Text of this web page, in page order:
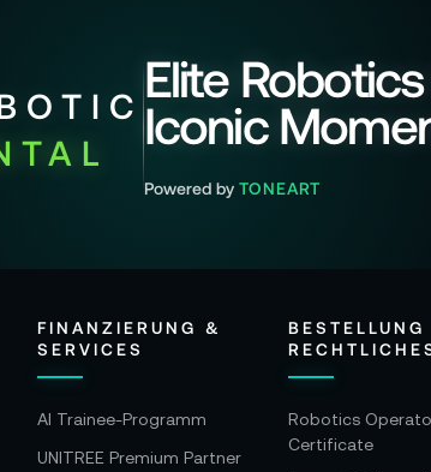
Elite
Iconic
Powered by TONEART
FINANZIERUNG &
SERVICES
AI Trainee-Programm
UNITREE Premium Partner
BESTELLUNG
Robotics
Certificate